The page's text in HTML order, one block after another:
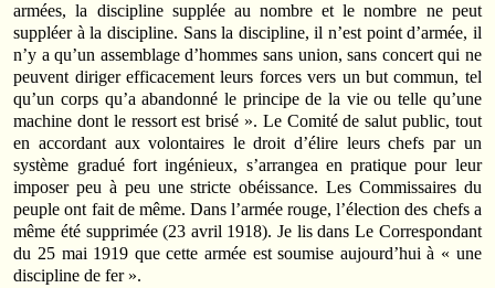
armées, la discipline supplée au nombre et le nombre ne peut
suppléer à la discipline. Sans la discipline, il n’est point d’armée, il
n’y a qu’un assemblage d’hommes sans union, sans concert qui ne
peuvent diriger efficacement leurs forces vers un but commun, tel
qu’un corps qu’a abandonné le principe de la vie ou telle qu’une
machine dont le ressort est brisé ». Le Comité de salut public, tout
en accordant aux volontaires le droit d’élire leurs chefs par un
système gradué fort ingénieux, s’arrangea en pratique pour leur
imposer peu à peu une stricte obéissance. Les Commissaires du
peuple ont fait de même. Dans l’armée rouge, l’élection des chefs a
même été supprimée (23 avril 1918). Je lis dans Le Correspondant
du 25 mai 1919 que cette armée est soumise aujourd’hui à « une
discipline de fer ».